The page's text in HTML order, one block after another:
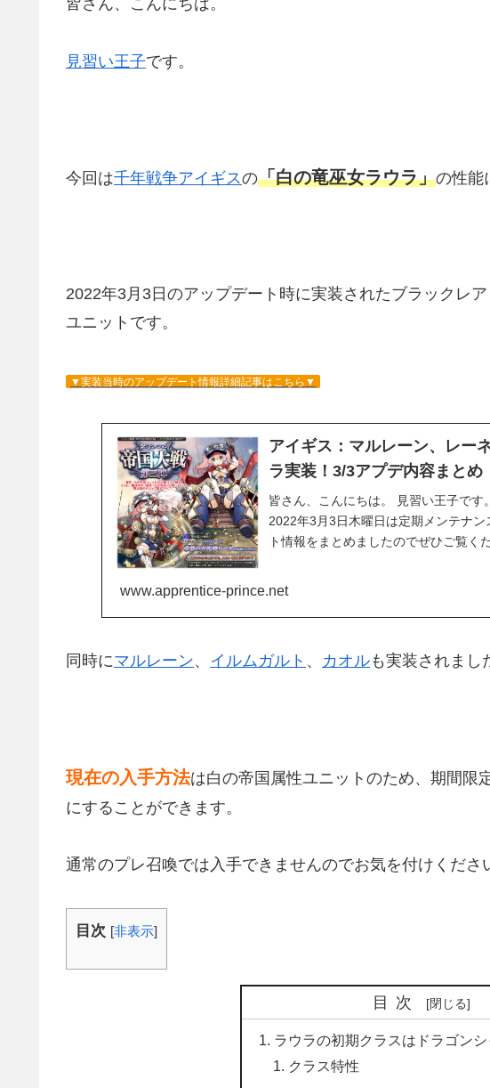
皆さん、こんにちは。
見習い王子です。
今回は千年戦争アイギスの「白の竜巫女ラウラ」の性能
2022年3月3日のアップデート時に実装されたブラックレ
ユニットです。
▼実装当時のアップデート情報詳細記事はこちら▼
アイギス：マルレーン、レー
ラ実装！3/3アプデ内容まとめ
皆さん、こんにちは。 見習い王子で
2022年3月3日木曜日は定期メンテナ
ト情報をまとめましたのでぜひご覧く
www.apprentice-prince.net
同時にマルレーン、 イルムガルト 、 カオルも実装されまし
現在の入手方法は白の帝国属性ユニットのため、期間限
にすることができます。
通常のプレ召喚では入手できませんのでお気を付けくださ
目次 [非表示]
目次
ラウラの初期クラスはドラゴン
クラス特性